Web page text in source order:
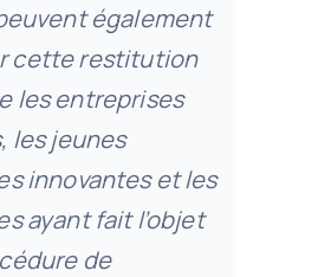
également
cette restitution
les entreprises
les jeunes
innovantes et les
ayant fait l’objet
de